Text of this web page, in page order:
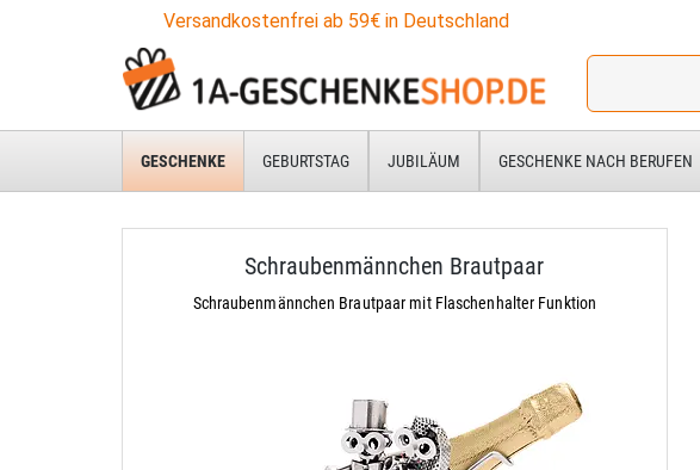
Versandkostenfrei ab 59€ in Deutschland
Ich
für:
GESCHENKE GEBURTSTAG JUBILÄUM GESCHENKE NACH BERUFEN
Schraubenmännchen Brautpaar
Schraubenmännchen Brautpaar mit Flaschenhalter Funktion